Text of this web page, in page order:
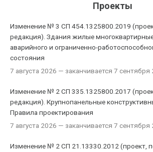
Проекты
Изменение № 3 СП 454.1325800.2019
редакция). Здания жилые
аварийного и ограниченно-
состояния
7 августа 2026 — заканчивается 7 сентября
Изменение № 2 СП 335.1325800.2017
редакция). Крупнопанельные
Правила проектирования
7 августа 2026 — заканчивается 7 сентября
Изменение № 2 СП 21.13330.2012 (проект,